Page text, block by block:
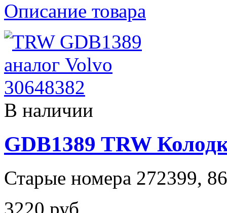
Описание товара
В наличии
GDB1389 TRW
Старые номера 272399,
3220 руб